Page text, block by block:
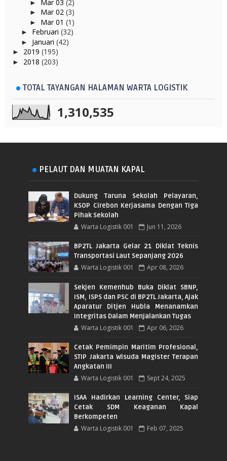
► Mar 03 (2)
► Mar 02 (3)
► Mar 01 (1)
► Februari (32)
► Januari (42)
► 2019 (195)
► 2018 (203)
TOTAL TAYANGAN HALAMAN WARTA LOGISTIK
1,310,535
PELAUT DAN MUATAN KAPAL
Dukung Taruna Sekolah Pelayaran,
KSOP Cirebon Kerjasama Dengan Tiga
Pihak Sekolah
Warta Logistik 001 Jun 11, 2026
BP2TL Jakarta Gelar 21 Diklat Teknis
Transportasi Laut Sepanjang 2026
Warta Logistik 001 Apr 08, 2026
Sekjen Kemenhub Buka Diklat SBNP,
ISM, ISPS dan PSC di BP2TL Jakarta, Ajak
Aparatur Ditjen Hubla Menanamkan
Integritas Dalam Menjalankan Tugas
Warta Logistik 001 Apr 06, 2026
Cetak Pemimpin Maritim Profesional,
STIP Jakarta Wisuda Magister Terapan
Angkatan III
Warta Logistik 001 Sept 24, 2025
ISAA Hadirkan Learning Center, Siap
Cetak SDM Keaganan Kapal
Berkompeten
Warta Logistik 001 Feb 07, 2025